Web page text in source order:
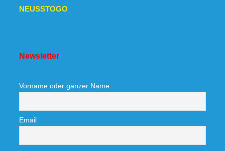
NEUSSTOGO
Newsletter
Vorname oder ganzer Name
Email